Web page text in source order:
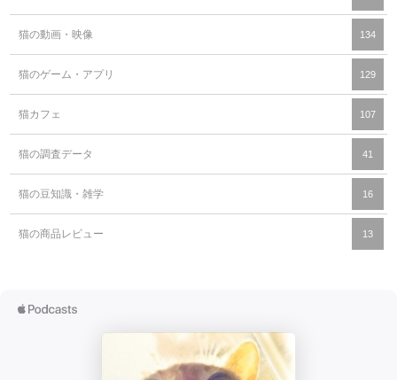
猫の動画・映像 134
猫のゲーム・アプリ 129
猫カフェ 107
猫の調査データ 41
猫の豆知識・雑学 16
猫の商品レビュー 13